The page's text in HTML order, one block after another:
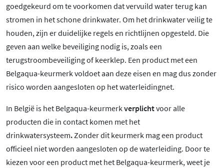
goedgekeurd om te voorkomen dat vervuild water terug kan
stromen in het schone drinkwater. Om het drinkwater veilig te
houden, zijn er duidelijke regels en richtlijnen opgesteld. Die
geven aan welke beveiliging nodig is, zoals een
terugstroombeveiliging of keerklep. Een product met een
Belgaqua-keurmerk voldoet aan deze eisen en mag dus zonder
risico worden aangesloten op het waterleidingnet.
In België is het Belgaqua-keurmerkverplichtvoor alle
producten die in contact komen met het
drinkwatersysteem. Zonder dit keurmerk mag een product
officieel niet worden aangesloten op de waterleiding. Door te
kiezen voor een product met het Belgaqua-keurmerk, weet je